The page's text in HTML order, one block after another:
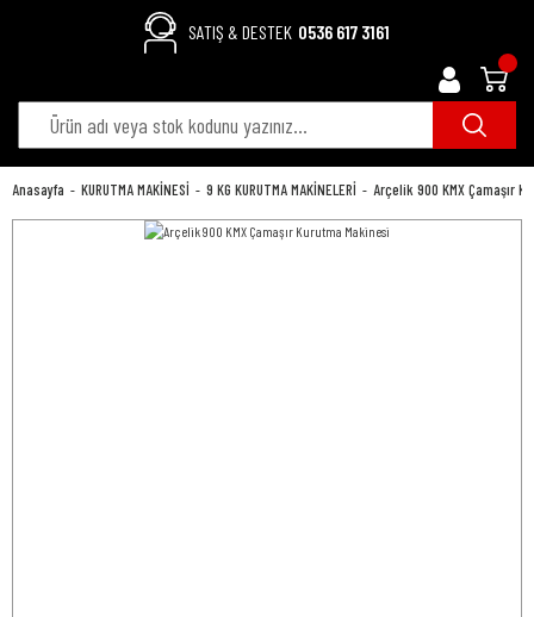
SATIŞ & DESTEK 0536 617 3161
Anasayfa KURUTMA MAKİNESİ 9 KG KURUTMA MAKİNELERİ Arçelik 900 KMX Çamaşır